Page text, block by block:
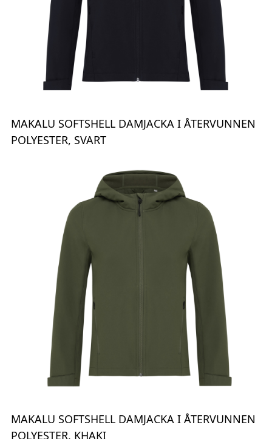
MAKALU SOFTSHELL DAMJACKA I ÅTERVUNNEN
POLYESTER, SVART
MAKALU SOFTSHELL DAMJACKA I ÅTERVUNNEN
POLYESTER, KHAKI